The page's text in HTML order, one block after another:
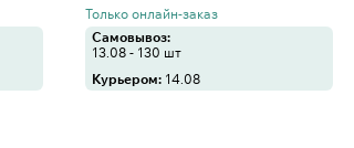
Только онлайн-заказ
Самовывоз:
13.08 - 130 шт
Курьером: 14.08